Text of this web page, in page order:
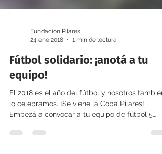
24 ene 2018
1 min de lectura
Fútbol solidario: ¡anotá a tu
equipo!
El 2018 es el año del fútbol y nosotros también
lo celebramos. ¡Se viene la Copa Pilares!
Empezá a convocar a tu equipo de fútbol 5